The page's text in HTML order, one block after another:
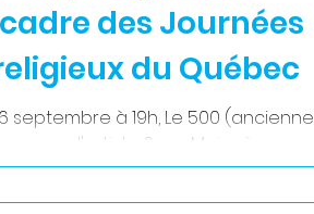
des Journées
du Québec
septembre à 19h, Le 500 (ancienne
l'artiste Sven Meier à